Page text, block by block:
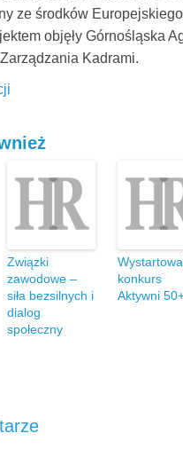
ze środków
objęły Górnośląska
Kadrami.
Związki
zawodowe –
siła bezsilnych i
dialog
społeczny
konkurs
Aktywni